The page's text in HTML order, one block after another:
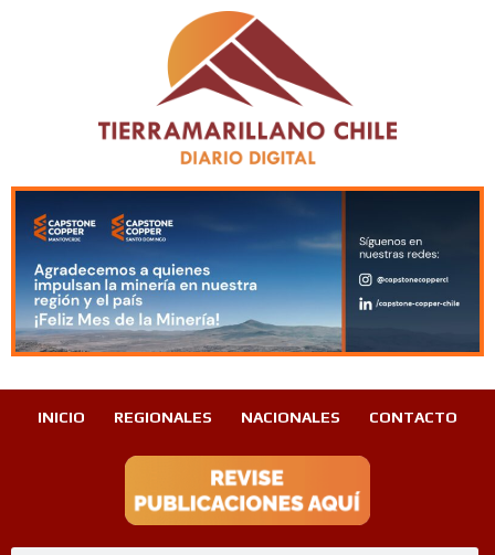
INICIO REGIONALES NACIONALES CONTACTO